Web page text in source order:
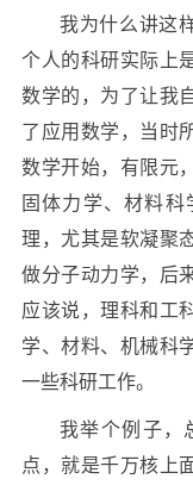
我为什么讲这
个人的科研实际上
数学的，为了让我
了应用数学，当时
数学开始，有限元
固体力学、材料
理，尤其是软凝聚
做分子动力学，后
应该说，理科和工
学、材料、机械科
一些科研工作。
我举个例子，
点，就是千万核上